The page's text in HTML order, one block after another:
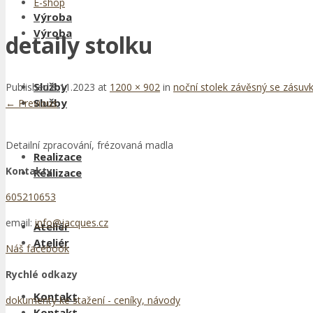
Výroba
Služby
Realizace
Ateliér
Kontakt
Výroba
Služby
Realizace
Ateliér
detaily stolku
Published8.11.2023 at 1200 × 902 in noční stolek závěsný se
← Previous
Detailní zpracování, frézovaná madla
Kontakty
605210653
email: info@jacques.cz
Náš facebook
Rychlé odkazy
dokumenty ke stažení - ceníky, návody